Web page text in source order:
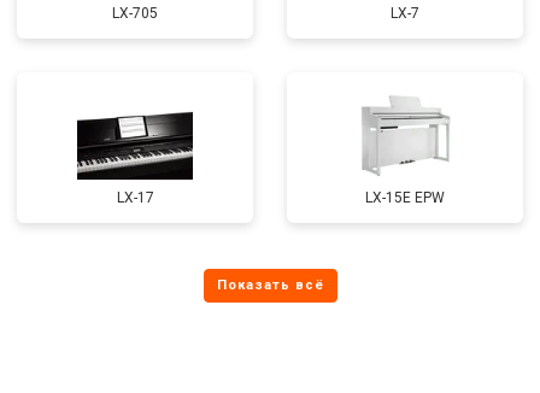
LX-705 LX-7
LX-17 LX-15E EPW